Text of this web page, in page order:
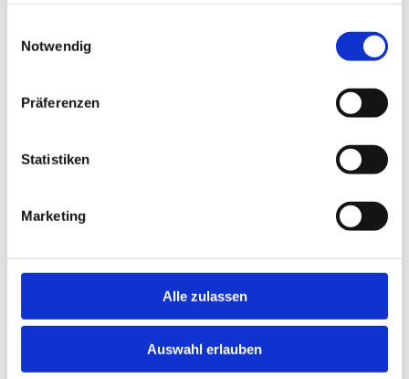
Notwendig
Präferenzen
Statistiken
Marketing
Alle zulassen
Auswahl erlauben